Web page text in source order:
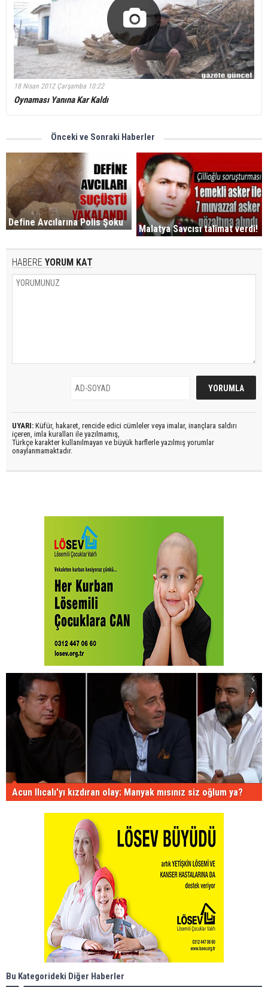
18 Nisan 2012 Çarşamba 10:22
Oynaması Yanına Kar Kaldı
Önceki ve Sonraki Haberler
Define Avcılarına Polis Şoku
Malatya Savcısı talimat verdi!
HABERE YORUM KAT
UYARI: Küfür, hakaret, rencide edici cümleler veya imalar, inançlara saldırı
içeren, imla kuralları ile yazılmamış,
Türkçe karakter kullanılmayan ve büyük harflerle yazılmış yorumlar
onaylanmamaktadır.
Acun Ilıcalı'yı kızdıran olay: Manyak mısınız siz oğlum ya?
Bu Kategorideki Diğer Haberler